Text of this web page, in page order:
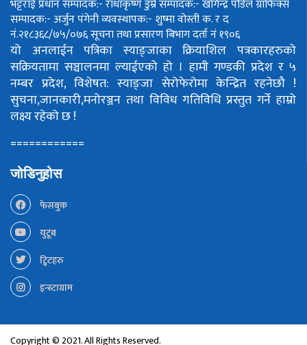
भट्टराईप्रधान सम्पादक:- राधाकृष्ण डुम्रेसम्पादक:- खगिन्द्र पौडेलग्राफिक्स
सम्पादक:- अर्जुन पंगेनीव्यवस्थापक:- शुष्मा वोस्तीक. र द
नं.२१८३६८/७५/०७६सूचना तथा प्रसारण बिभाग दर्ता नं १९०६
यो अनलाईन पत्रिका स्याङ्जाका क्रियाशिल पत्रकारहरुको
सक्रियतामा सञ्चालनमा ल्याईएको हो । हामी गण्डकी प्रदेश र ५
नम्बर प्रदेश, विशेषत: स्याङ्जा सेरोफेरोमा केन्द्रित रहनेछौ !
सुचना,जानकारी,मनोरञ्जन तथा विविध गतिविधि प्रस्तुत गर्ने हाम्रो
लक्ष्य रहेको छ !
============
जोडिनुहोस
फेसबुक
युटूब
ट्विटहरु
इन्स्टाग्राम
Copyright © 2021. All Rights Reserved.